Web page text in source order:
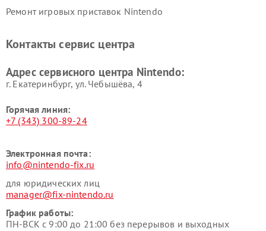
Ремонт игровых приставок Nintendo
Контакты сервис центра
Адрес сервисного центра Nintendo:
г. Екатеринбург, ул. Чебышёва, 4
Горячая линия:
+7 (343) 300-89-24
Электронная почта:
info@nintendo-fix.ru
для юридических лиц
manager@fix-nintendo.ru
График работы:
ПН-ВСК с 9:00 до 21:00 без перерывов и выходных